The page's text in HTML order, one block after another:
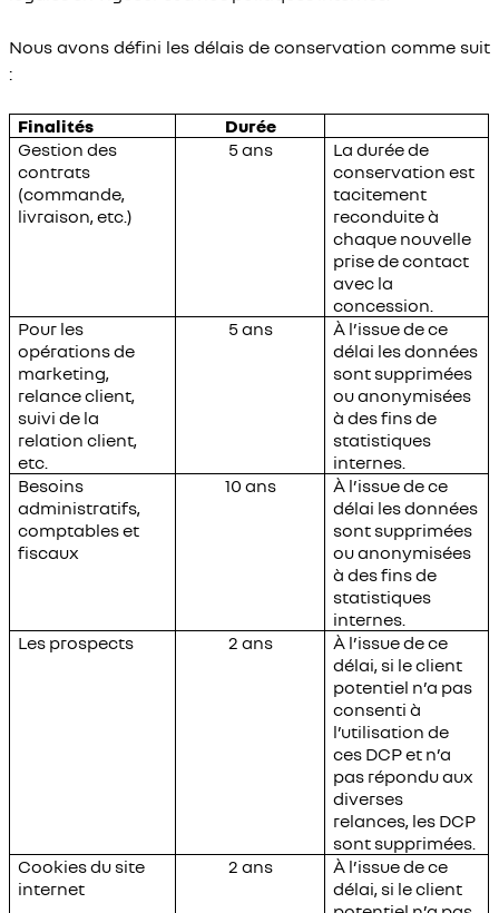
Nous avons défini les délais de conservation comme suit
:
Finalités
Durée
Gestion des
contrats
(commande,
livraison, etc.)
5 ans
La durée de
conservation est
tacitement
reconduite à
chaque nouvelle
prise de contact
avec la
concession.
Pour les
opérations de
marketing,
relance client,
suivi de la
relation client,
etc.
5 ans
À l’issue de ce
délai les données
sont supprimées
ou anonymisées
à des fins de
statistiques
internes.
Besoins
administratifs,
comptables et
fiscaux
10 ans
À l’issue de ce
délai les données
sont supprimées
ou anonymisées
à des fins de
statistiques
internes.
Les prospects
2 ans
À l’issue de ce
délai, si le client
potentiel n’a pas
consenti à
l’utilisation de
ces DCP et n’a
pas répondu aux
diverses
relances, les DCP
sont supprimées.
Cookies du site
internet
2 ans
À l’issue de ce
délai, si le client